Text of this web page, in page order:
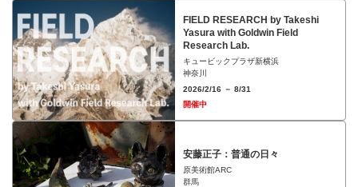
FIELD RESEARCH by Takeshi
Yasura with Goldwin Field
Research Lab.
キュービックプラザ新横浜
神奈川
2026/2/16 － 8/31
開催中
安藤正子：普通の日々
原美術館ARC
群馬